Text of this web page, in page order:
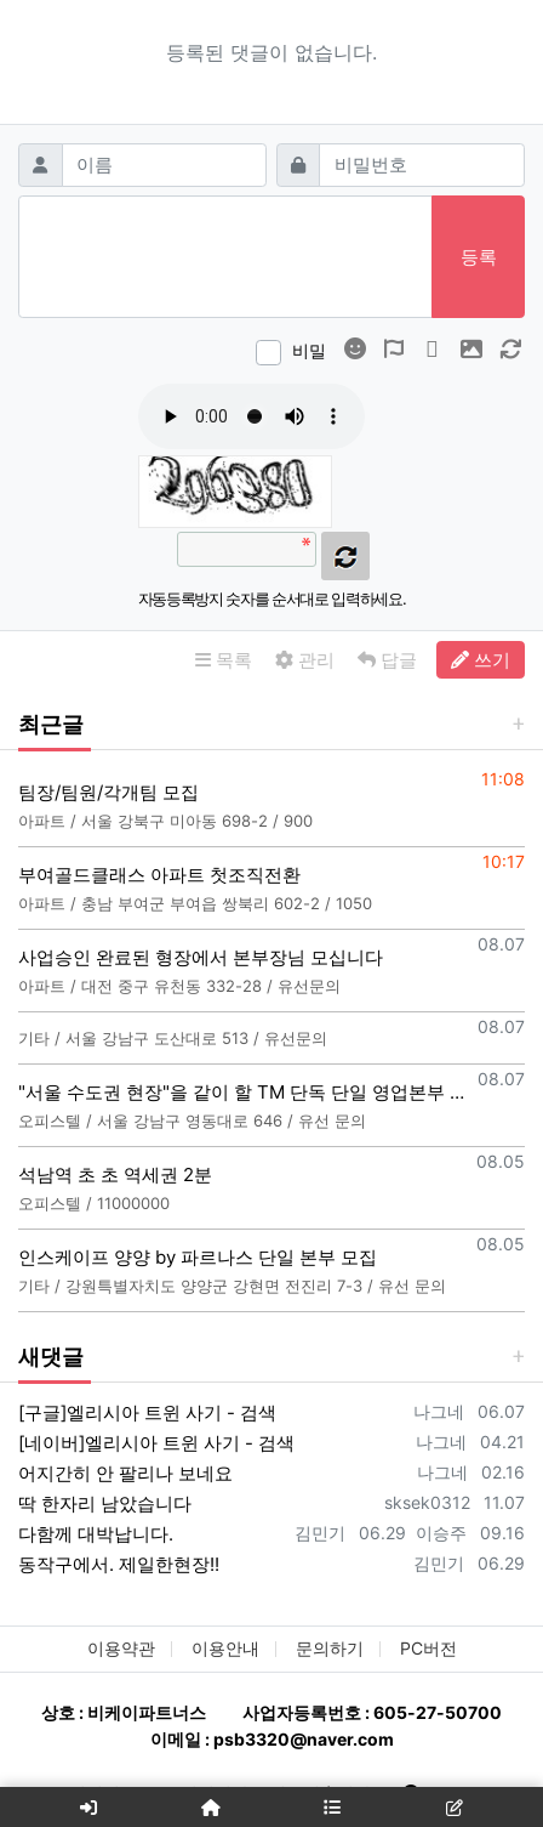
등록된 댓글이 없습니다.
댓글쓰기
이름 필수 비밀번호필수
등록
비밀 이모티콘폰트어썸
동영상 이미지
자동등록방지 숫자를 순서대로 입력하세요.
목록 관리 답글 쓰기
최근글
등록일
11:08
팀장/팀원/각개팀 모집
아파트 / 서울 강북구 미아동 698-2 / 900
등록일
10:17
부여골드클래스 아파트 첫조직전환
아파트 / 충남 부여군 부여읍 쌍북리 602-2 / 1050
등록일
08.07
사업승인 완료된 형장에서 본부장님 모십니다
아파트 / 대전 중구 유천동 332-28 / 유선문의
등록일
08.07
기타 / 서울 강남구 도산대로 513 / 유선문의
등록일
08.07
"서울 수도권 현장"을 같이 할 TM 단독 단일 영업본부 팀 선착순 모집
오피스텔 / 서울 강남구 영동대로 646 / 유선 문의
등록일
08.05
석남역 초 초 역세권 2분
오피스텔 / 11000000
등록일
08.05
인스케이프 양양 by 파르나스 단일 본부 모집
기타 / 강원특별자치도 양양군 강현면 전진리 7-3 / 유선 문의
새댓글
등록자
나그네 등록일
06.07
[구글]엘리시아 트윈 사기 - 검색
등록자
나그네 등록일
04.21
[네이버]엘리시아 트윈 사기 - 검색
등록자
나그네 등록일
02.16
어지간히 안 팔리나 보네요
등록자
sksek0312 등록일
11.07
딱 한자리 남았습니다
등록자
이승주 등록일
09.16
등록자
김민기 등록일
06.29
다함께 대박납니다.
등록자
김민기 등록일
06.29
동작구에서. 제일한현장!!
이용약관 이용안내 문의하기 PC버전
상호 : 비케이파트너스
사업자등록번호 : 605-27-50700
이메일 : psb3320@naver.com
분양완판114 - 분양상담사 구인구직ㅣ상가114
All rights